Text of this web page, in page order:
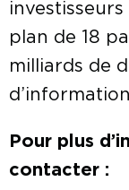
plan de 18
milliards de
Pour plus
contacter :